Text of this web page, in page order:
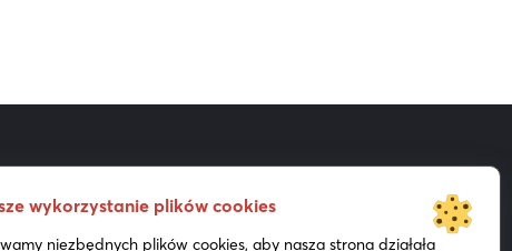
Akcjonariat
wykorzystanie plików cookies
niezbędnych plików cookies, aby nasza strona działała